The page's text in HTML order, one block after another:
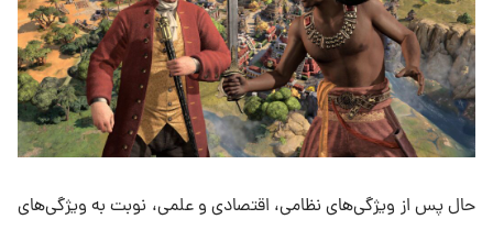
حال پس از ویژگی‌های نظامی، اقتصادی و علمی، نوبت به ویژگی‌های